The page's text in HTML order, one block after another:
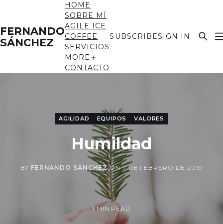
FERNANDO
SÁNCHEZ
HOME
SOBRE MÍ
AGILE ICE
COFFEE
SERVICIOS
MORE
CONTACTO
SUBSCRIBESIGN IN
AGILIDAD EQUIPOS VALORES
Humildad
BY FERNANDO SÁNCHEZON7 DE FEBRERO DE 2019
1 MIN READ